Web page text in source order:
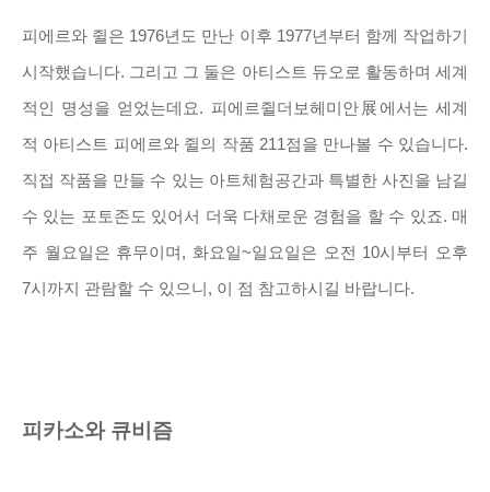
피에르와 쥘은 1976년도 만난 이후 1977년부터 함께 작업하기
시작했습니다. 그리고 그 둘은 아티스트 듀오로 활동하며 세계
적인 명성을 얻었는데요. 피에르쥘더보헤미안展에서는 세계
적 아티스트 피에르와 쥘의 작품 211점을 만나볼 수 있습니다.
직접 작품을 만들 수 있는 아트체험공간과 특별한 사진을 남길
수 있는 포토존도 있어서 더욱 다채로운 경험을 할 수 있죠. 매
주 월요일은 휴무이며, 화요일~일요일은 오전 10시부터 오후
7시까지 관람할 수 있으니, 이 점 참고하시길 바랍니다.
피카소와 큐비즘